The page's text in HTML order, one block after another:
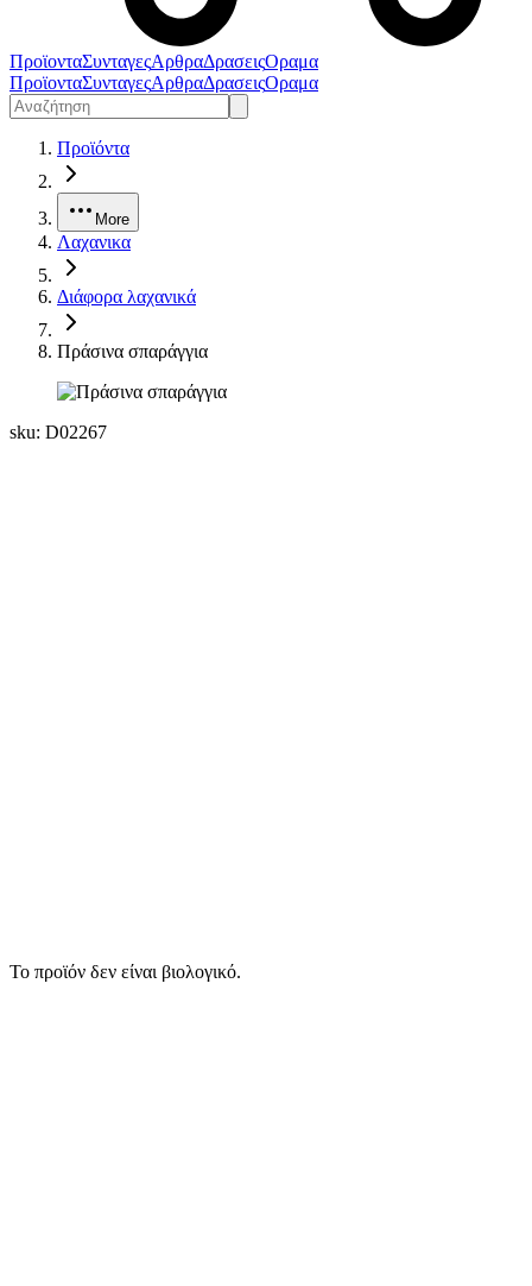
ΠροϊονταΣυνταγεςΑρθραΔρασειςΟραμα
ΠροϊονταΣυνταγεςΑρθραΔρασειςΟραμα
Προϊόντα
More
Λαχανικα
Διάφορα λαχανικά
Πράσινα σπαράγγια
sku: D02267
Το προϊόν δεν είναι βιολογικό.